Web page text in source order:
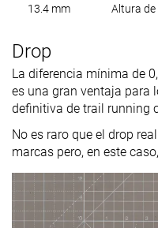
13.4 mm Altura de
Drop
La diferencia mínima de
es una gran ventaja para
definitiva de trail running
No es raro que el drop
marcas pero, en este